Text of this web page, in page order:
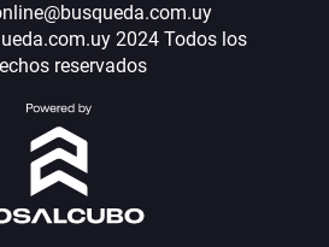
2024 Todos los
reservados